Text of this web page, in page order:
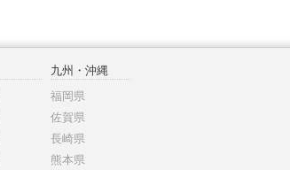
九州・沖縄
福岡県
佐賀県
長崎県
熊本県